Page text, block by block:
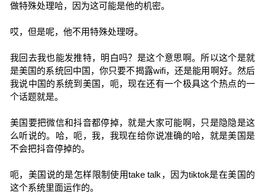
做特殊处理哈，因为这可能是他的机密。
哎，但是呢，他不用特殊处理呀。
我回去我也能发推特，明白吗？是这个意思啊。所以这个是就
是美国的系统回中国，你只要不揭露wifi，还是能用啊好。然后
我说中国的系统到美国，呃，现在还有一个极具这个热点的一
个话题就是。
美国要把微信和抖音都停掉，就是大家可能啊，只是隐隐是这
么听说的。哈，呃，我，我现在给你说准确的哈，就是美国是
不会把抖音停掉的。
呃，美国说的是怎样限制使用take talk，因为tiktok是在美国的
这个系统里面运作的。